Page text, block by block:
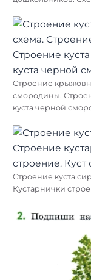
Строение
смородины.
куста черной
Строение куста
Кустарнички